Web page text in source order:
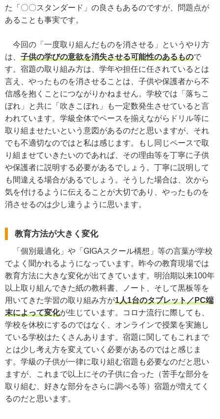
た「〇〇スタンダード」の良さもあるのですが、問題点が
あることも事実です。
今回の「一度取り組んだものを消させる」というやり方
は、 子供の学びの意欲を消失させる可能性のあるもので
す。宿題の取り組み方は、学年や担任に任されているとは
言え、やったものを消させることは、子供や保護者から不
信感を抱くことにつながりかねません。学校では「落ちこ
ぼれ」と共に「吹きこぼれ」も一定数発生させていると言
われています。学級全体でペースを揃えながらドリル等に
取り組ませたいという意図があるのだと思いますが、それ
でも不適切なのではと私は感じます。もし同じペースで取
り組ませていきたいのであれば、その理由等を丁寧に子供
や保護者に説明する必要があるでしょう。丁寧に説明して
も間違える場合があるでしょう。そうした場合は、次から
気を付けるように伝えることが大切であり、やったものを
消させるのは少し違うように思います。
教育方法が大きく変化
「個別最適化」や「GIGAスクール構想」等の言葉が学校
でよく聞かれるようになっています。昨今の教育現場では
教育方法に大きな変化が出てきています。明治期以来100年
以上取り組んできた紙の教科書、ノート、そして黒板等を
用いてきた学習の取り組み方が1人1台のタブレット／PC端
末によって変化が生じています。コロナ流行に際しても、
学校を休校にするのではなく、オンラインで授業を実施し
ている学校はたくさんあります。宿題に関してもこれまで
とは少し考え方を変えていく必要があるのではと感じま
す。学級の子供が一律に取り組む宿題も必要なのだと思い
ますが、これまで以上にその子供に合った（苦手な部分を
取り組む、好きな部分をさらに調べる等）宿題が増えてく
るのだと思います。